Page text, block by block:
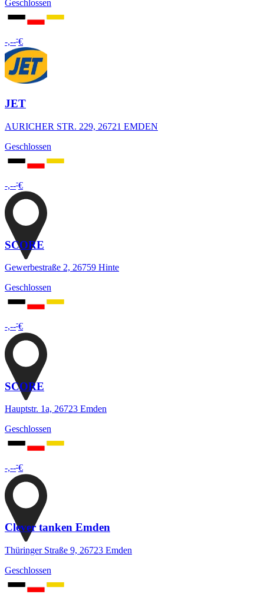
Geschlossen
-,---€
JET
AURICHER STR. 229, 26721 EMDEN
Geschlossen
-,---€
SCORE
Gewerbestraße 2, 26759 Hinte
Geschlossen
-,---€
SCORE
Hauptstr. 1a, 26723 Emden
Geschlossen
-,---€
Clever tanken Emden
Thüringer Straße 9, 26723 Emden
Geschlossen